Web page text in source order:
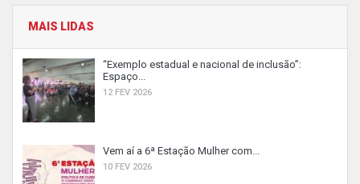
MAIS LIDAS
“Exemplo estadual e nacional de inclusão”:
Espaço...
12 FEV 2026
Vem aí a 6ª Estação Mulher com...
10 FEV 2026